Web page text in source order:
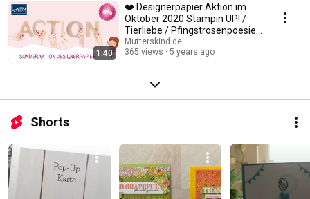
1:40
❤️ Designerpapier Aktion im
Oktober 2020 Stampin UP! /
Tierliebe / Pfingstrosenpoesie
uvm.
Mutterskind.de
365 views
5 years ago
Shorts